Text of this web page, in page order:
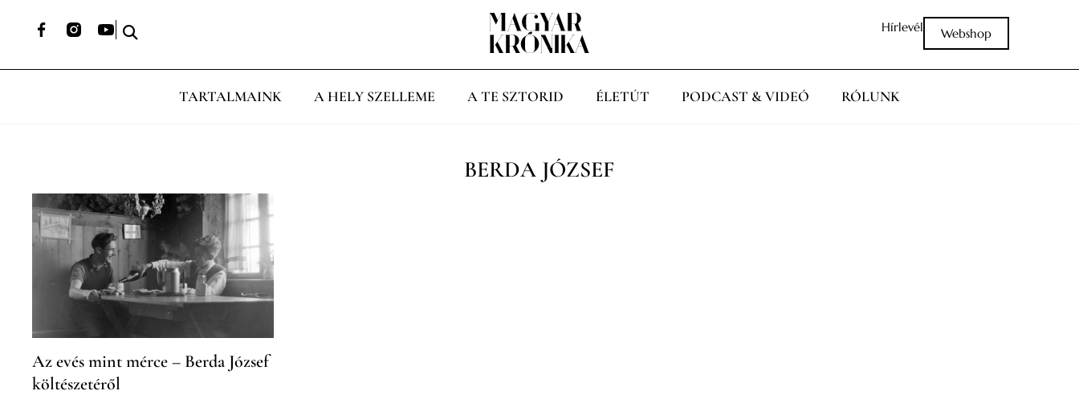
Hírlevél Webshop
TARTALMAINK A HELY SZELLEME A TE SZTORID ÉLETÚT PODCAST & VIDEÓ RÓLUNK
BERDA JÓZSEF
Az evés mint mérce – Berda József
költészetéről